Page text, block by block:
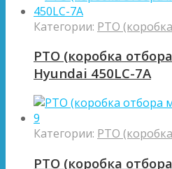
Категории: PTO
PTO (коробка
Hyundai 450LC-7A
Категории: PTO
PTO (коробка